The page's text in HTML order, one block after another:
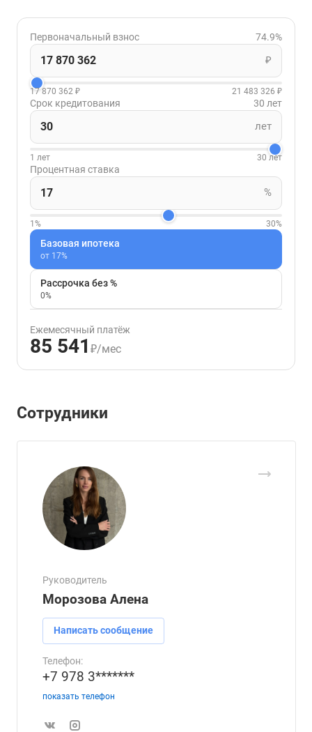
Первоначальный взнос 74.9%
₽
17 870 362 ₽ 21 483 326 ₽
Срок кредитования 30 лет
лет
1 лет 30 лет
Процентная ставка
%
1% 30%
Базовая ипотека
от 17%
Рассрочка без %
0%
Ежемесячный платёж
85 541 ₽/мес
Сотрудники
Руководитель
Морозова Алена
Написать сообщение
Телефон:
+7 978 3*******
показать телефон